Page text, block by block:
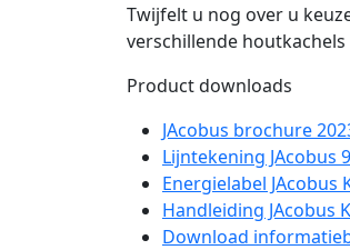
Twijfelt u nog over u
verschillende
Product downloads
JAcobus brochure
Lijntekening
Energielabel JAcobus
Handleiding JAcobus
Download